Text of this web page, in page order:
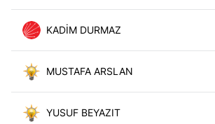
KADİM DURMAZ
MUSTAFA ARSLAN
YUSUF BEYAZIT